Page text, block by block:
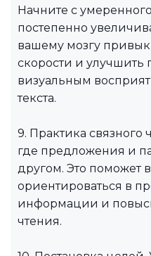
Начните с
постепенно
вашему мозгу
скорости и
визуальным
текста.
9. Практика связного
где предложения и
другом. Это поможет
ориентироваться в
информации и
чтения.